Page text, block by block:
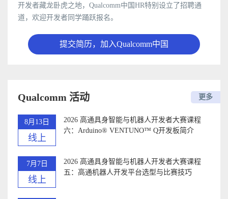
开发者藏龙卧虎之地，Qualcomm中国HR特别设立了招聘通
道，欢迎开发者同学踊跃报名。
提交简历，加入Qualcomm中国
Qualcomm 活动 更多
8月13日
线上
2026 高通具身智能与机器人开发者大赛课程
六：Arduino®️ VENTUNO™ Q开发板简介
7月7日
线上
2026 高通具身智能与机器人开发者大赛课程
五：高通机器人开发平台选型与比赛技巧